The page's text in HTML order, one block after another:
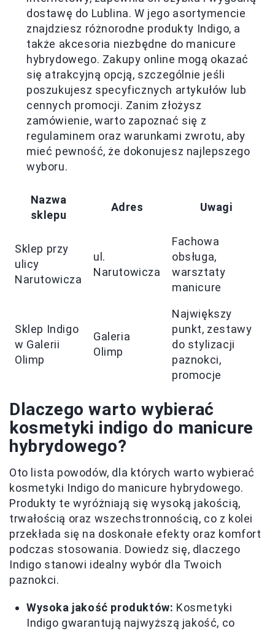
dostawę do Lublina. W jego asortymencie
znajdziesz różnorodne produkty Indigo, a
także akcesoria niezbędne do manicure
hybrydowego. Zakupy online mogą okazać
się atrakcyjną opcją, szczególnie jeśli
poszukujesz specyficznych artykułów lub
cennych promocji. Zanim złożysz
zamówienie, warto zapoznać się z
regulaminem oraz warunkami zwrotu, aby
mieć pewność, że dokonujesz najlepszego
wyboru.
Nazwa
sklepu
Adres Uwagi
Sklep przy
ulicy
Narutowicza
ul.
Narutowicza
Fachowa
obsługa,
warsztaty
manicure
Sklep Indigo
w Galerii
Olimp
Galeria
Olimp
Największy
punkt, zestawy
do stylizacji
paznokci,
promocje
Dlaczego warto wybierać
kosmetyki indigo do manicure
hybrydowego?
Oto lista powodów, dla których warto wybierać
kosmetyki Indigo do manicure hybrydowego.
Produkty te wyróżniają się wysoką jakością,
trwałością oraz wszechstronnością, co z kolei
przekłada się na doskonałe efekty oraz komfort
podczas stosowania. Dowiedz się, dlaczego
Indigo stanowi idealny wybór dla Twoich
paznokci.
Wysoka jakość produktów: Kosmetyki
Indigo gwarantują najwyższą jakość, co